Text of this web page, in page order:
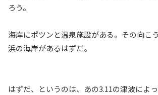
ろう。
海岸にポツンと温泉施設がある。その向こ
浜の海岸があるはずだ。
はずだ、というのは、あの3.11の津波によ